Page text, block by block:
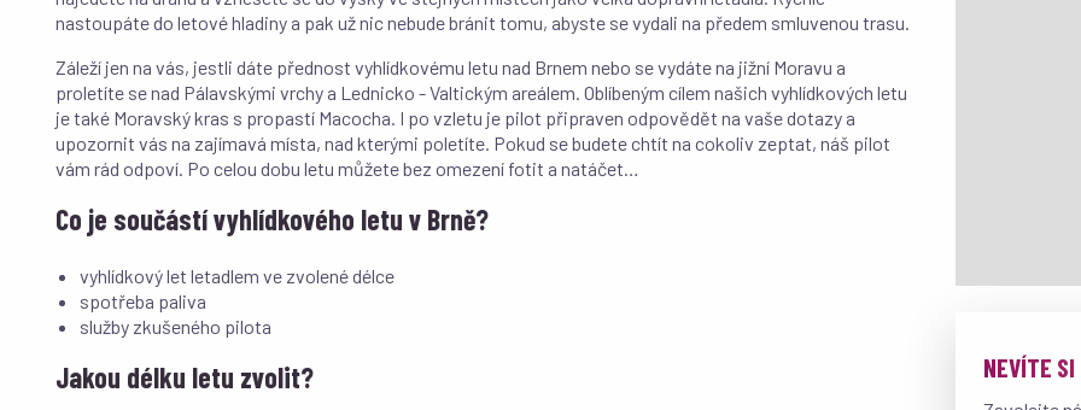
nastoupáte do letové hladiny a pak už nic nebude bránit tomu, abyste se vydali na předem smluvenou trasu.
Záleží jen na vás, jestli dáte přednost vyhlídkovému letu nad Brnem nebo se vydáte na jižní Moravu a
proletíte se nad Pálavskými vrchy a Lednicko - Valtickým areálem. Oblíbeným cílem našich vyhlídkových letu
je také Moravský kras s propastí Macocha. I po vzletu je pilot připraven odpovědět na vaše dotazy a
upozornit vás na zajímavá místa, nad kterými poletíte. Pokud se budete chtít na cokoliv zeptat, náš pilot
vám rád odpoví. Po celou dobu letu můžete bez omezení fotit a natáčet…
Co je součástí vyhlídkového letu v Brně?
vyhlídkový let letadlem ve zvolené délce
spotřeba paliva
služby zkušeného pilota
Jakou délku letu zvolit? NEVÍTE SI